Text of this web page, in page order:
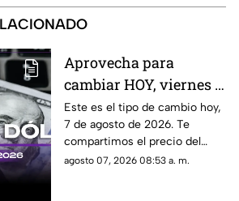
Aprovecha para
cambiar HOY, viernes 7
de agosto de 2026: Este
es el precio del dólar
estadounidense en
Cancún
Este es el tipo de cambio hoy,
7 de agosto de 2026. Te
compartimos el precio del
dólar hoy en Cancún, así como
agosto 07, 2026 08:53 a. m.